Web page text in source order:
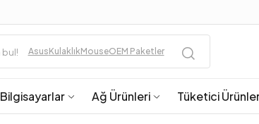
AsusKulaklıkMouseOEM Paketler
Bilgisayarlar Ağ Ürünleri Tüketici